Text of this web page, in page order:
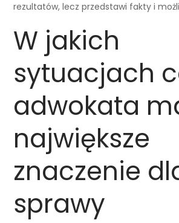
rezultatów, lecz przedstawi fakty i
W jakich
sytuacjach
adwokata
największe
znaczenie
sprawy